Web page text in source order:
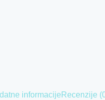
informacije Recenzije